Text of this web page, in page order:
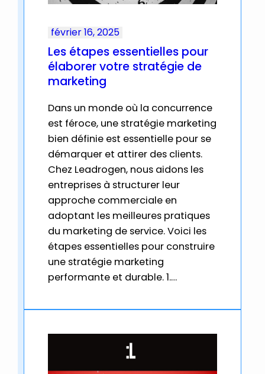
février 16, 2025
Les étapes essentielles pour
élaborer votre stratégie de
marketing
Dans un monde où la concurrence
est féroce, une stratégie marketing
bien définie est essentielle pour se
démarquer et attirer des clients.
Chez Leadrogen, nous aidons les
entreprises à structurer leur
approche commerciale en
adoptant les meilleures pratiques
du marketing de service. Voici les
étapes essentielles pour construire
une stratégie marketing
performante et durable. 1.…